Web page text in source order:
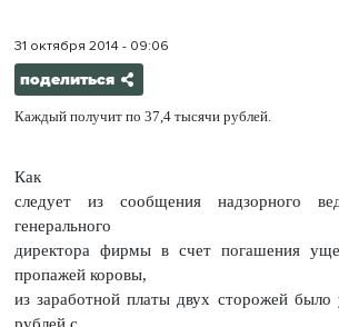
31 октября 2014 - 09:06
поделиться
Каждый получит по 37,4 тысячи рублей.
Как
следует из сообщения надзорного
генерального
директора фирмы в счет погашения
пропажей коровы,
из заработной платы двух сторожей